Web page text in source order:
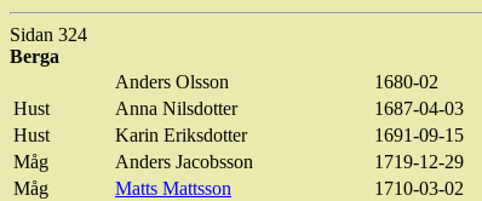
Sidan 324
Berga
Anders Olsson
1680-02
Hust
Anna Nilsdotter 1687-04-03
Hust
Karin Eriksdotter 1691-09-15
Måg
Anders Jacobsson 1719-12-29
Måg
Matts Mattsson 1710-03-02